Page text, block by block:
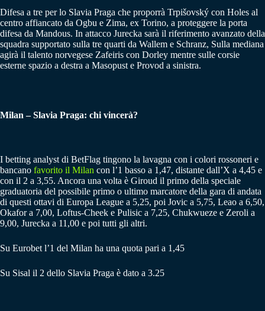
Difesa a tre per lo Slavia Praga che proporrà Trpišovský con Holes al
centro affiancato da Ogbu e Zima, ex Torino, a proteggere la porta
difesa da Mandous. In attacco Jurecka sarà il riferimento avanzato della
squadra supportato sulla tre quarti da Wallem e Schranz, Sulla mediana
agirà il talento norvegese Zafeiris con Dorley mentre sulle corsie
esterne spazio a destra a Masopust e Provod a sinistra.
Milan – Slavia Praga: chi vincerà?
I betting analyst di BetFlag tingono la lavagna con i colori rossoneri e
bancano favorito il Milan con l’1 basso a 1,47, distante dall’X a 4,45 e
con il 2 a 3,55. Ancora una volta è Giroud il primo della speciale
graduatoria del possibile primo o ultimo marcatore della gara di andata
di questi ottavi di Europa League a 5,25, poi Jovic a 5,75, Leao a 6,50,
Okafor a 7,00, Loftus-Cheek e Pulisic a 7,25, Chukwueze e Zeroli a
9,00, Jurecka a 11,00 e poi tutti gli altri.
Su Eurobet l’1 del Milan ha una quota pari a 1,45
Su Sisal il 2 dello Slavia Praga è dato a 3.25